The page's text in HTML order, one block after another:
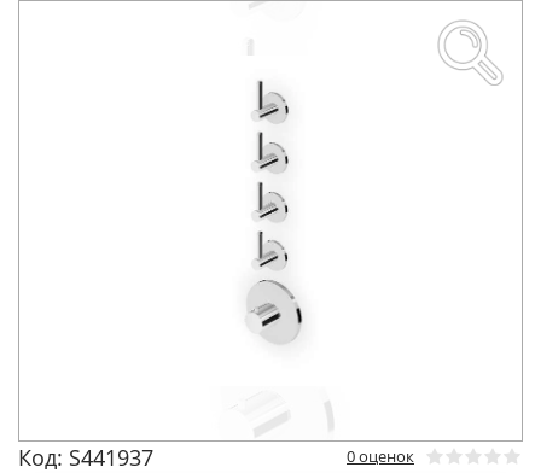
Код: S441937 0 оценок